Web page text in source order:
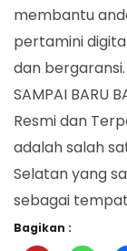
membantu
pertamini
dan bergaransi.
SAMPAI BARU
Resmi dan
adalah salah
Selatan yang
sebagai
Bagikan :